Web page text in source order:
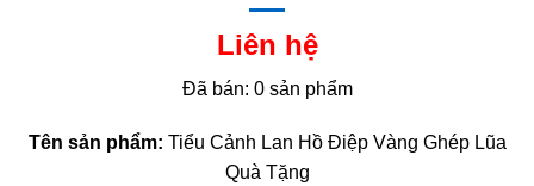
Liên hệ
Đã bán: 0 sản phẩm
Tên sản phẩm: Tiểu Cảnh Lan Hồ Điệp Vàng Ghép Lũa
Quà Tặng